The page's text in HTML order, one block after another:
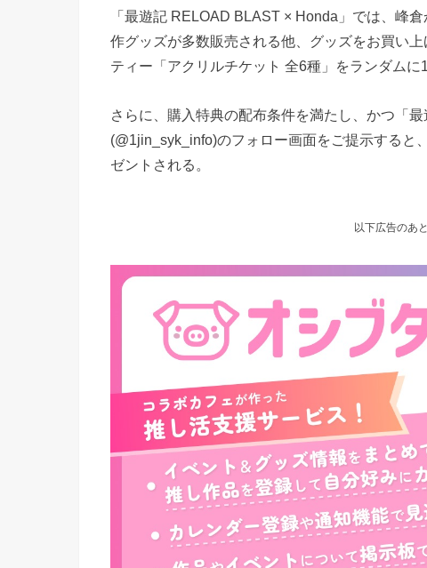
「最遊記 RELOAD BLAST × Honda」では、峰
作グッズが多数販売される他、グッズをお買い
ティー「アクリルチケット 全6種」をランダムに
さらに、購入特典の配布条件を満たし、かつ「
(@1jin_syk_info)のフォロー画面をご提示すると
ゼントされる。
以下広告のあ